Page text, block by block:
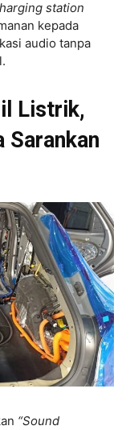
station
kepada
audio tanpa
Listrik,
“Sound